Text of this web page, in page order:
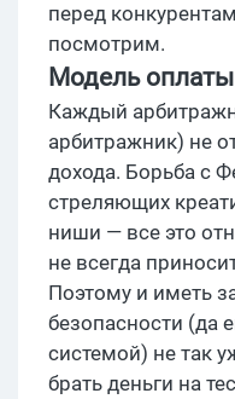
перед
посмотрим.
Модель оплаты
Каждый
арбитражник) не
дохода. Борьба с
стреляющих
ниши — все это
не всегда
Поэтому и иметь
безопасности (да
системой) не так
брать деньги на